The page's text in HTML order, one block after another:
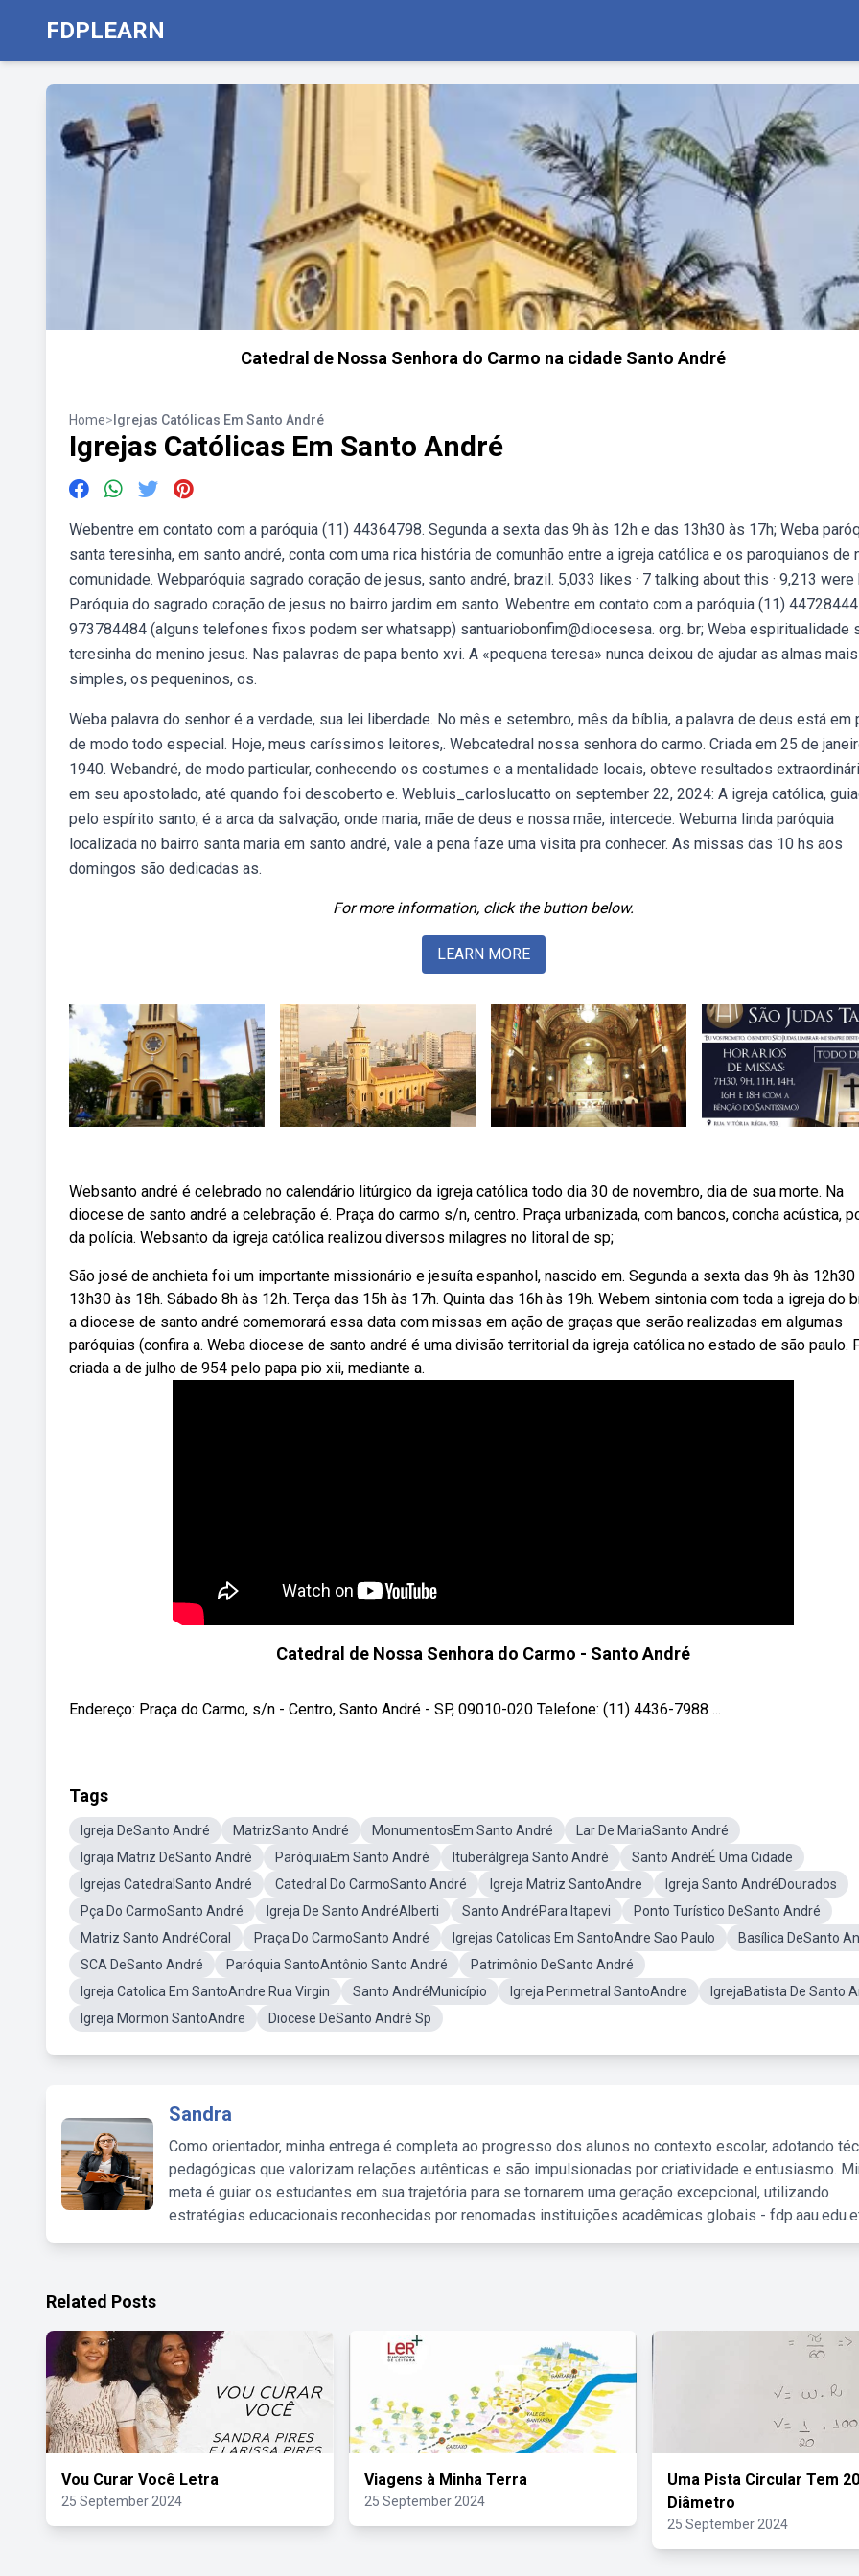
FDPLEARN
Catedral de Nossa Senhora do Carmo na cidade Santo André
Home> Igrejas Católicas Em Santo André
Igrejas Católicas Em Santo André
Webentre em contato com a paróquia (11) 44364798. Segunda a sexta das 9h às 12h e das 13h30 às 17h; Weba
santa teresinha, em santo andré, conta com uma rica história de comunhão entre a igreja católica e os paroquianos de
comunidade. Webparóquia sagrado coração de jesus, santo andré, brazil. 5,033 likes · 7 talking about this · 9,213 were
Paróquia do sagrado coração de jesus no bairro jardim em santo. Webentre em contato com a paróquia (11)
973784484 (alguns telefones fixos podem ser whatsapp) santuariobonfim@diocesesa. org. br; Weba espiritualidade
teresinha do menino jesus. Nas palavras de papa bento xvi. A «pequena teresa» nunca deixou de ajudar as almas mais
simples, os pequeninos, os.
Weba palavra do senhor é a verdade, sua lei liberdade. No mês e setembro, mês da bíblia, a palavra de deus está em
de modo todo especial. Hoje, meus caríssimos leitores,. Webcatedral nossa senhora do carmo. Criada em 25 de
1940. Webandré, de modo particular, conhecendo os costumes e a mentalidade locais, obteve resultados
em seu apostolado, até quando foi descoberto e. Webluis_carloslucatto on september 22, 2024: A igreja católica,
pelo espírito santo, é a arca da salvação, onde maria, mãe de deus e nossa mãe, intercede. Webuma linda paróquia
localizada no bairro santa maria em santo andré, vale a pena faze uma visita pra conhecer. As missas das 10 hs aos
domingos são dedicadas as.
For more information, click the button below.
LEARN MORE
Websanto andré é celebrado no calendário litúrgico da igreja católica todo dia 30 de novembro, dia de sua morte. Na
diocese de santo andré a celebração é. Praça do carmo s/n, centro. Praça urbanizada, com bancos, concha acústica,
da polícia. Websanto da igreja católica realizou diversos milagres no litoral de sp;
São josé de anchieta foi um importante missionário e jesuíta espanhol, nascido em. Segunda a sexta das 9h às 12h30
13h30 às 18h. Sábado 8h às 12h. Terça das 15h às 17h. Quinta das 16h às 19h. Webem sintonia com toda a igreja do
a diocese de santo andré comemorará essa data com missas em ação de graças que serão realizadas em algumas
paróquias (confira a. Weba diocese de santo andré é uma divisão territorial da igreja católica no estado de são paulo.
criada a de julho de 954 pelo papa pio xii, mediante a.
Catedral de Nossa Senhora do Carmo - Santo André
Endereço: Praça do Carmo, s/n - Centro, Santo André - SP, 09010-020 Telefone: (11) 4436-7988 ...
Tags
Igreja DeSanto André MatrizSanto André MonumentosEm Santo André
Lar De MariaSanto André
Igraja Matriz DeSanto André
ParóquiaEm Santo André ItuberáIgreja Santo André
Santo AndréÉ Uma Cidade
Igrejas CatedralSanto André
Catedral Do CarmoSanto André Igreja Matriz SantoAndre
Igreja Santo AndréDourados
Pça Do CarmoSanto André
Igreja De Santo AndréAlberti Santo AndréPara Itapevi
Ponto Turístico DeSanto André
Matriz Santo AndréCoral
Praça Do CarmoSanto André Igrejas Catolicas Em SantoAndre Sao Paulo
Basílica DeSanto
SCA DeSanto André
Paróquia SantoAntônio Santo André
Patrimônio DeSanto André
Igreja Catolica Em SantoAndre Rua Virgin
Santo AndréMunicípio Igreja Perimetral SantoAndre
IgrejaBatista De Santo
Igreja Mormon SantoAndre
Diocese DeSanto André Sp
Sandra
Como orientador, minha entrega é completa ao progresso dos alunos no contexto escolar, adotando
pedagógicas que valorizam relações autênticas e são impulsionadas por criatividade e entusiasmo.
meta é guiar os estudantes em sua trajetória para se tornarem uma geração excepcional, utilizando
estratégias educacionais reconhecidas por renomadas instituições acadêmicas globais -
Related Posts
Vou Curar Você Letra
25 September 2024
Viagens à Minha Terra
25 September 2024
Uma Pista Circular Tem
Diâmetro
25 September 2024